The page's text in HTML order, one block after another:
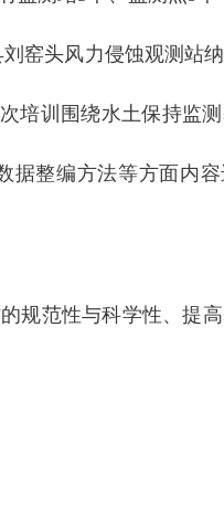
窑头风力侵蚀观测站
培训围绕水土保持监测
据整编方法等方面内
规范性与科学性、提